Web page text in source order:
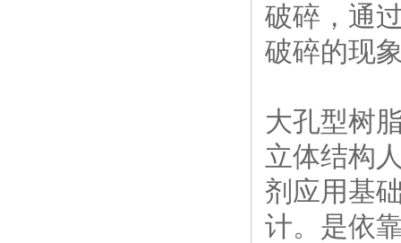
破碎，通
破碎的现
大孔型树
立体结构
剂应用基
计。是依